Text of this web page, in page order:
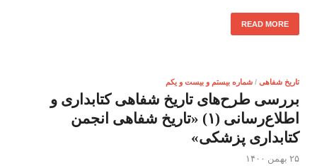
READ MORE
تاریخ شفاهی / شماره بیستم و بیست و یکم
بررسی طرح‌های تاریخ شفاهی کتابداری و
اطلاع‌رسانی (۱) «تاریخ شفاهی انجمن
کتابداری پزشکی»
۲۵ بهمن ۱۴۰۰